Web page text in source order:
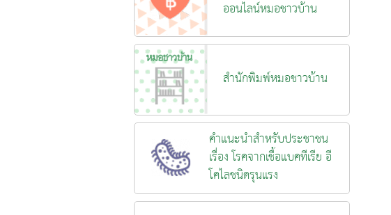
ออนไลน์หมอชาวบ้าน
สำนักพิมพ์หมอชาวบ้าน
คำแนะนำสำหรับประชาชน
เรื่อง โรคจากเชื้อแบคทีเรีย อี
โคไลชนิดรุนแรง